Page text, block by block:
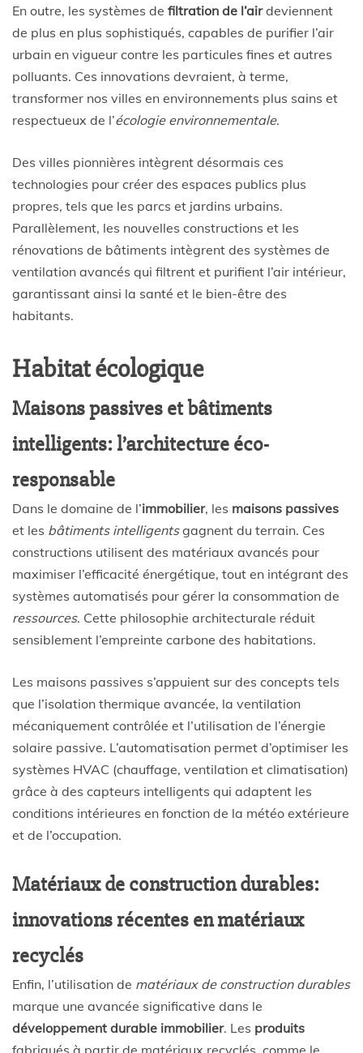
En outre, les systèmes de filtration de l’airdeviennent
de plus en plus sophistiqués, capables de purifier l’air
urbain en vigueur contre les particules fines et autres
polluants. Ces innovations devraient, à terme,
transformer nos villes en environnements plus sains et
respectueux de l’écologie environnementale.
Des villes pionnières intègrent désormais ces
technologies pour créer des espaces publics plus
propres, tels que les parcs et jardins urbains.
Parallèlement, les nouvelles constructions et les
rénovations de bâtiments intègrent des systèmes de
ventilation avancés qui filtrent et purifient l’air intérieur,
garantissant ainsi la santé et le bien-être des
habitants.
Habitat écologique
Maisons passives et bâtiments
intelligents: l’architecture éco-
responsable
Dans le domaine de l’immobilier, les maisons passives
et les bâtiments intelligentsgagnent du terrain. Ces
constructions utilisent des matériaux avancés pour
maximiser l’efficacité énergétique, tout en intégrant des
systèmes automatisés pour gérer la consommation de
ressources. Cette philosophie architecturale réduit
sensiblement l’empreinte carbone des habitations.
Les maisons passives s’appuient sur des concepts tels
que l’isolation thermique avancée, la ventilation
mécaniquement contrôlée et l’utilisation de l’énergie
solaire passive. L’automatisation permet d’optimiser les
systèmes HVAC (chauffage, ventilation et climatisation)
grâce à des capteurs intelligents qui adaptent les
conditions intérieures en fonction de la météo extérieure
et de l’occupation.
Matériaux de construction durables:
innovations récentes en matériaux
recyclés
Enfin, l’utilisation de matériaux de construction durables
marque une avancée significative dans le
développement durable immobilier. Les produits